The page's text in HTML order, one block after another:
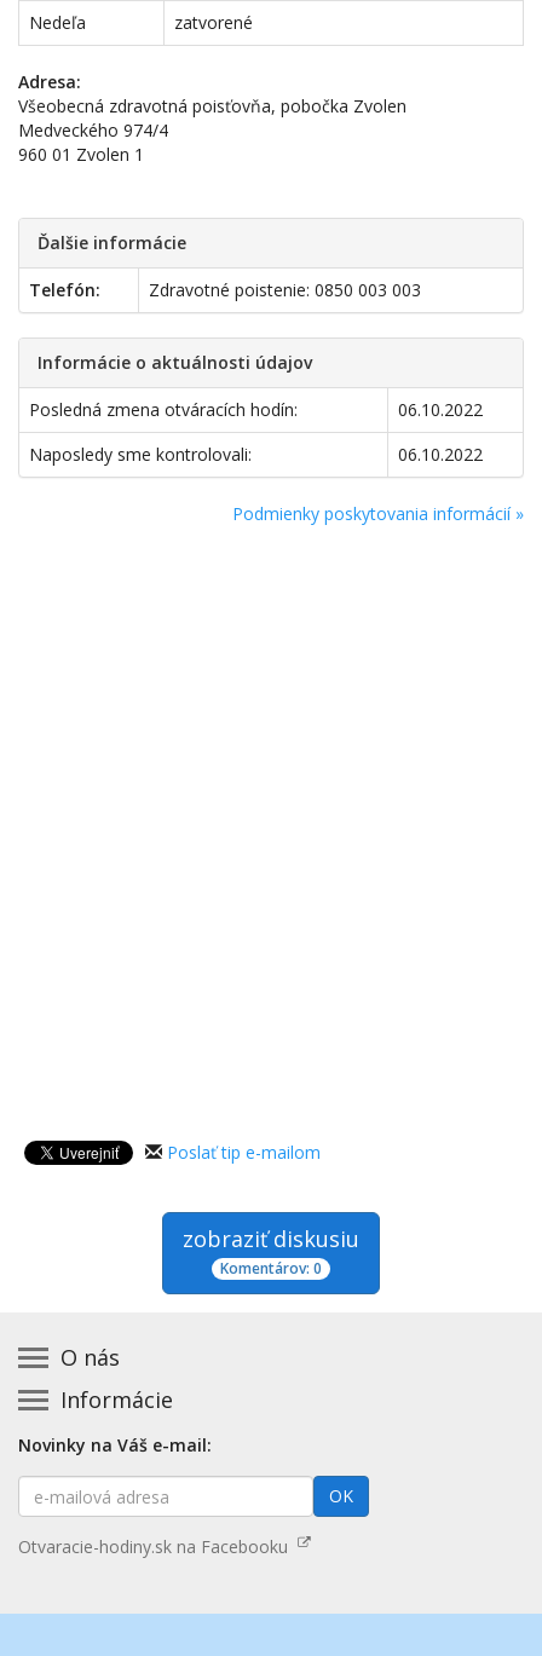
Nedeľa
zatvorené
Adresa:
Všeobecná zdravotná poisťovňa, pobočka Zvolen
Medveckého 974/4
960 01 Zvolen 1
Ďalšie informácie
Telefón: Zdravotné poistenie: 0850 003 003
Informácie o aktuálnosti údajov
Posledná zmena otváracích hodín:
06.10.2022
Naposledy sme kontrolovali:
06.10.2022
Podmienky poskytovania informácií »
Poslať tip e-mailom
zobraziť diskusiu
Komentárov: 0
O nás
Kontakt na prevádzkovateľa
Zásady používania cookies
Prehlásenie o prístupnosti
Mapa stránok
Informácie
Základná registrácia otváracích hodín zadarmo
Platené služby
Nenašli ste otváracie hodiny? Pošlite nám tip
Aktualizácia otváracích hodín
Novinky na Váš e-mail:
E-
mailová
OK
Otvaracie-hodiny.sk na Facebooku